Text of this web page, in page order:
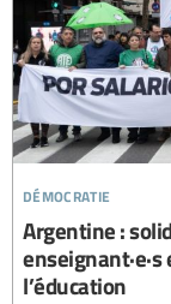
démocratie
Argentine :
l’éducation